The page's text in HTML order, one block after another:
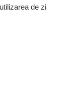
de zi